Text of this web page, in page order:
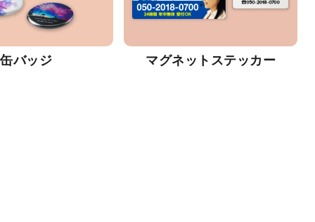
缶バッジ マグネットステッカー